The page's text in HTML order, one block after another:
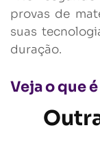
provas de
suas
duração.
Veja o que